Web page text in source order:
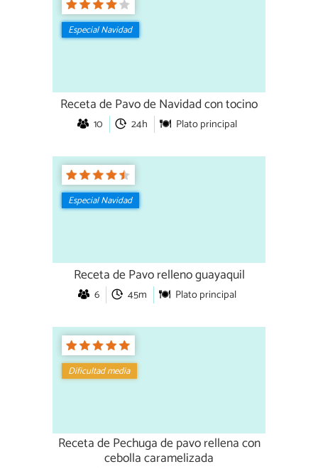
Especial Navidad
Receta de Pavo de Navidad con tocino
10 24h Plato principal
Especial Navidad
Receta de Pavo relleno guayaquil
6 45m Plato principal
Dificultad media
Receta de Pechuga de pavo rellena con
cebolla caramelizada